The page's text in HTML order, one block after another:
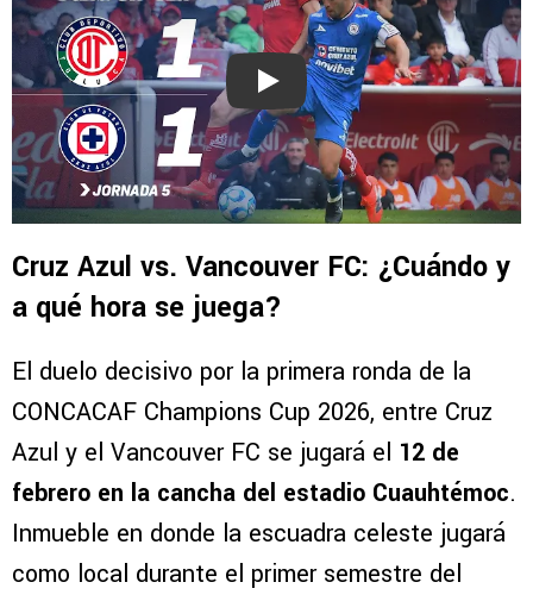
Play
Cruz Azul vs. Vancouver FC: ¿Cuándo y
a qué hora se juega?
El duelo decisivo por la primera ronda de la
CONCACAF Champions Cup 2026, entre Cruz
Azul y el Vancouver FC se jugará el 12 de
febrero en la cancha del estadio Cuauhtémoc.
Inmueble en donde la escuadra celeste jugará
como local durante el primer semestre del